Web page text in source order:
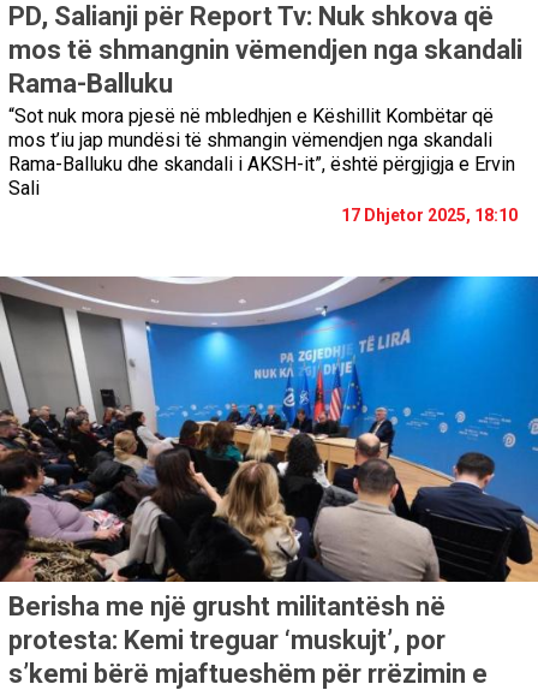
PD, Salianji për Report Tv: Nuk shkova që
mos të shmangnin vëmendjen nga skandali
Rama-Balluku
“Sot nuk mora pjesë në mbledhjen e Këshillit Kombëtar që
mos t’iu jap mundësi të shmangin vëmendjen nga skandali
Rama-Balluku dhe skandali i AKSH-it”, është përgjigja e Ervin
Sali
17 Dhjetor 2025, 18:10
Berisha me një grusht militantësh në
protesta: Kemi treguar ‘muskujt’, por
s’kemi bërë mjaftueshëm për rrëzimin e